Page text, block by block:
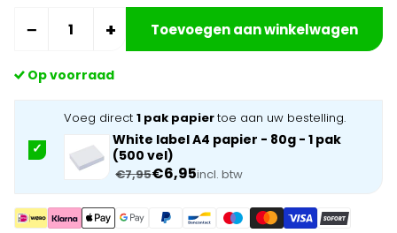
− + Toevoegen aan winkelwagen
Op voorraad
Voeg direct1 pak papiertoe aan uw bestelling.
White label A4 papier - 80g - 1 pak
(500 vel)
€7,95€6,95incl. btw